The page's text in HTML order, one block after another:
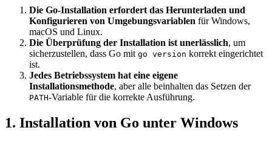
Die Go-Installation erfordert das Herunterladen und
Konfigurieren von Umgebungsvariablen für Windows,
macOS und Linux.
Die Überprüfung der Installation ist unerlässlich, um
sicherzustellen, dass Go mit go version korrekt eingerichtet
ist.
Jedes Betriebssystem hat eine eigene
Installationsmethode, aber alle beinhalten das Setzen der
PATH-Variable für die korrekte Ausführung.
1. Installation von Go unter Windows